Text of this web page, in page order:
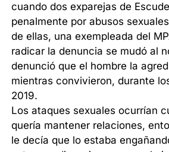
cuando dos exparejas de
penalmente por abusos
de ellas, una exempleada del
radicar la denuncia se mudó al
denunció que el hombre la
mientras convivieron, durante
2019.
Los ataques sexuales ocurrían
quería mantener relaciones,
le decía que lo estaba